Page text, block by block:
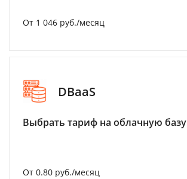
От 1 046 руб./месяц
DBaaS
Выбрать тариф на облачную
От 0.80 руб./месяц